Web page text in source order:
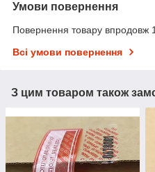
Умови повернення
Повернення товару впродовж
Всі умови повернення
З цим товаром також